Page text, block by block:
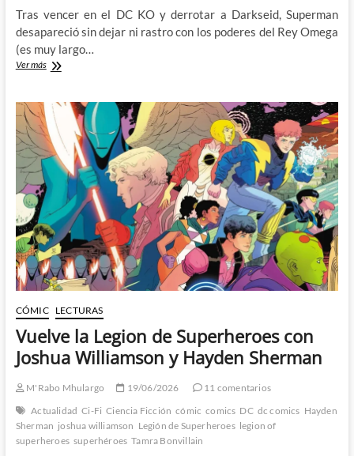
Tras vencer en el DC KO y derrotar a Darkseid, Superman
desapareció sin dejar ni rastro con los poderes del Rey Omega
(es muy largo…
Ver másSuperman:
pone
los
cimientos
del
nuevo
futuro
del
Universo
DC
CÓMIC LECTURAS
Vuelve la Legion de Superheroes con
Joshua Williamson y Hayden Sherman
M'Rabo Mhulargo 19/06/2026
11 comentarios
Actualidad Ci-Fi Ciencia Ficción cómic comics DC dc comics Hayden
Sherman joshua williamson Legión de Superheroes legion of
superheroes superhéroes Tamra Bonvillain